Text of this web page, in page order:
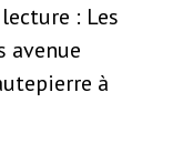
: Les
avenue
à